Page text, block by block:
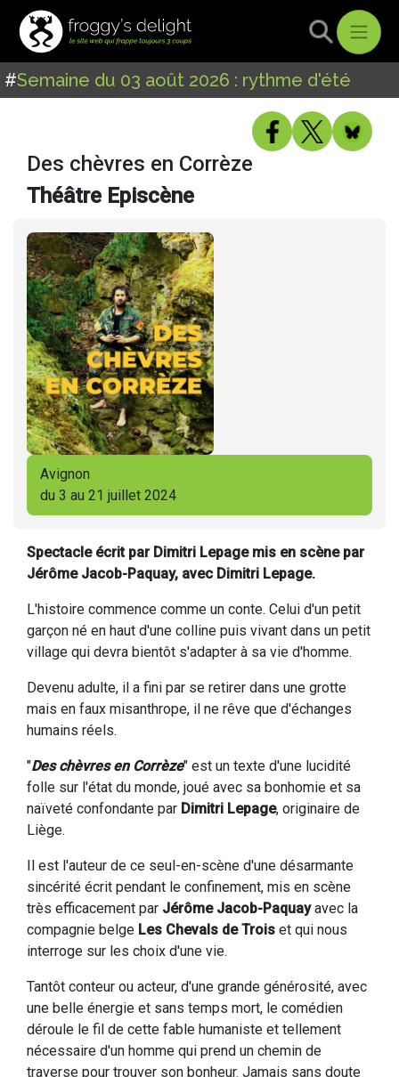
#Semaine du 03 août 2026 : rythme d'été
Des chèvres en Corrèze
Théâtre Episcène
Avignon
du 3 au 21 juillet 2024
Spectacle écrit par Dimitri Lepage mis en scène par
Jérôme Jacob-Paquay, avec Dimitri Lepage.
L'histoire commence comme un conte. Celui d'un petit
garçon né en haut d'une colline puis vivant dans un petit
village qui devra bientôt s'adapter à sa vie d'homme.
Devenu adulte, il a fini par se retirer dans une grotte
mais en faux misanthrope, il ne rêve que d'échanges
humains réels.
"Des chèvres en Corrèze" est un texte d'une lucidité
folle sur l'état du monde, joué avec sa bonhomie et sa
naïveté confondante par Dimitri Lepage, originaire de
Liège.
Il est l'auteur de ce seul-en-scène d'une désarmante
sincérité écrit pendant le confinement, mis en scène
très efficacement par Jérôme Jacob-Paquayavec la
compagnie belge Les Chevals de Trois et qui nous
interroge sur les choix d'une vie.
Tantôt conteur ou acteur, d'une grande générosité, avec
une belle énergie et sans temps mort, le comédien
déroule le fil de cette fable humaniste et tellement
nécessaire d'un homme qui prend un chemin de
traverse pour trouver son bonheur. Jamais sans doute